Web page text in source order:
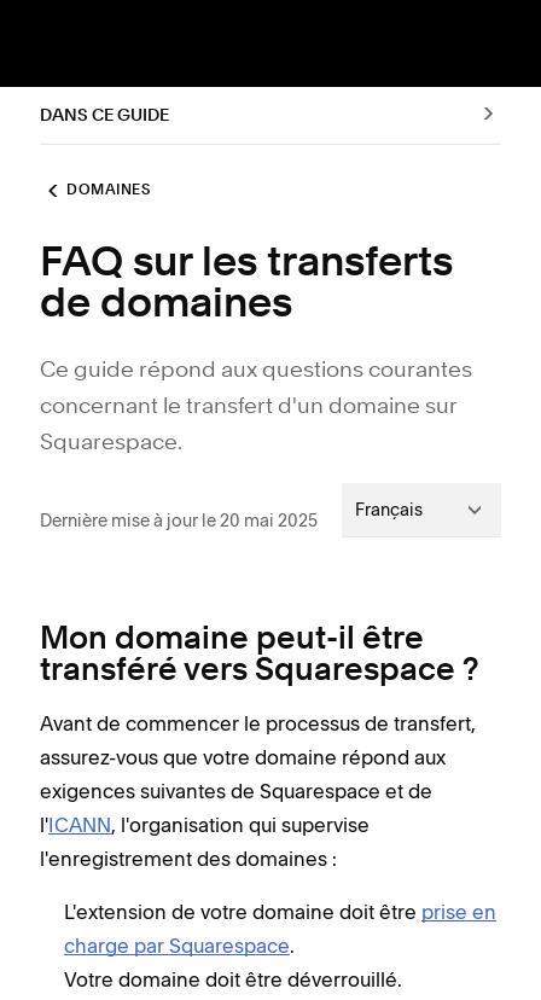
DANS CE GUIDE
DOMAINES
FAQ sur les transferts
de domaines
Ce guide répond aux questions courantes
concernant le transfert d'un domaine sur
Squarespace.
Dernière mise à jour le 20 mai 2025 Français
Mon domaine peut-il être
transféré vers Squarespace ?
Avant de commencer le processus de transfert,
assurez-vous que votre domaine répond aux
exigences suivantes de Squarespace et de
l'ICANN, l'organisation qui supervise
l'enregistrement des domaines :
L'extension de votre domaine doit être prise en
charge par Squarespace.
Votre domaine doit être déverrouillé.